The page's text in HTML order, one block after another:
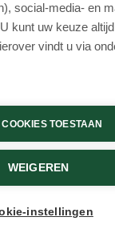
social-media- en
kunt uw keuze
vindt u via
TOESTAAN
WEIGEREN
instellingen
persoonlijk